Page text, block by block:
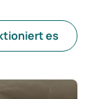
es